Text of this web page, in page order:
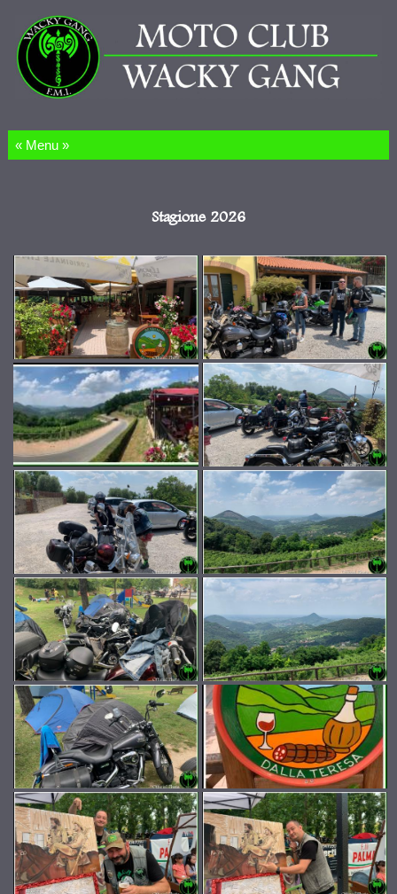
Salta al contenuto
Stagione 2026